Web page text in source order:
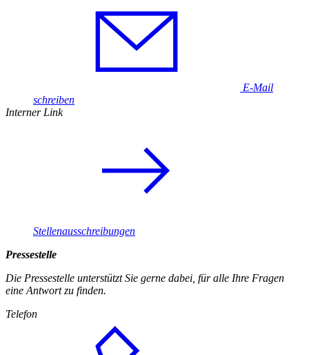
E-Mail
schreiben
Interner Link
Stellenausschreibungen
Pressestelle
Die Pressestelle unterstützt Sie gerne dabei, für alle Ihre Fragen
eine Antwort zu finden.
Telefon